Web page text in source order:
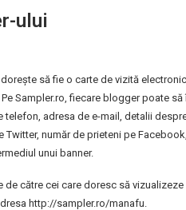
ului
dorește să fie o carte de vizită
Pe Sampler.ro, fiecare blogger poate
adresa de e-mail, detalii
număr de prieteni pe
unui banner.
către cei care doresc să
http://sampler.ro/manafu.